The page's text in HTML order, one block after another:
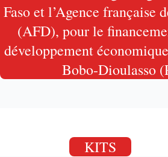
Faso et l’Agence française
(AFD), pour le
développement
Bobo-Dioulasso
KITS